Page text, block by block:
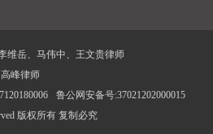
维岳、马伟中、王文贵律师
峰律师
鲁公网安备号:37021202000015
版权所有 复制必究